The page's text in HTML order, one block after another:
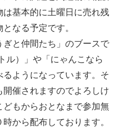
基本的に土曜日に売れ残
なる予定です。
と仲間たち」のブースで
ル）」や「にゃんこなら
ようになっています。そ
開催されますのでよろしけ
もからおとなまで参加無
から配布しております。